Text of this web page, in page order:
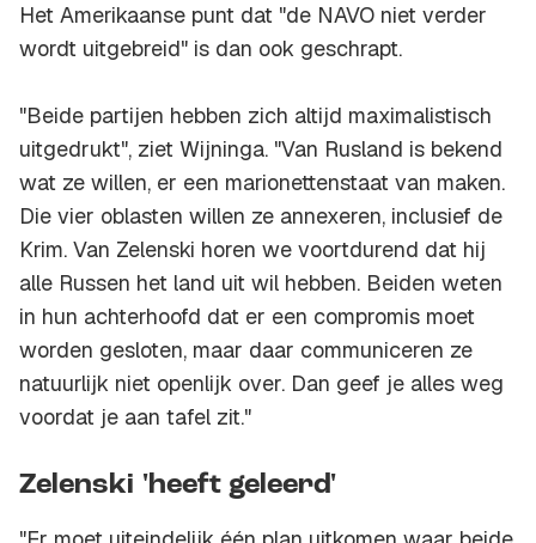
Het Amerikaanse punt dat "de NAVO niet verder
wordt uitgebreid" is dan ook geschrapt.
"Beide partijen hebben zich altijd maximalistisch
uitgedrukt", ziet Wijninga. "Van Rusland is bekend
wat ze willen, er een marionettenstaat van maken.
Die vier oblasten willen ze annexeren, inclusief de
Krim. Van Zelenski horen we voortdurend dat hij
alle Russen het land uit wil hebben. Beiden weten
in hun achterhoofd dat er een compromis moet
worden gesloten, maar daar communiceren ze
natuurlijk niet openlijk over. Dan geef je alles weg
voordat je aan tafel zit."
Zelenski 'heeft geleerd'